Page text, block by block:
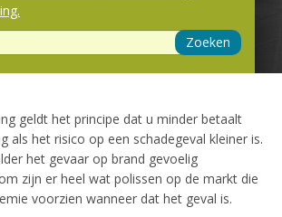
Zoeken
geldt het principe dat u minder betaalt
als het risico op een schadegeval kleiner is.
het gevaar op brand gevoelig
zijn er heel wat polissen op de markt die
voorzien wanneer dat het geval is.